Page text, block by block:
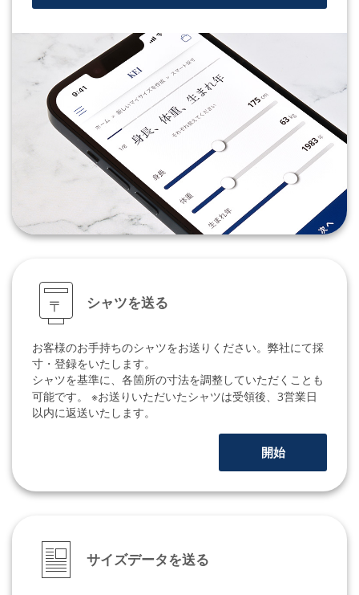
〒 シャツを送る
お客様のお手持ちのシャツをお送りください。弊社にて採
寸・登録をいたします。
シャツを基準に、各箇所の寸法を調整していただくことも
可能です。 ※お送りいただいたシャツは受領後、3営業日
以内に返送いたします。
開始
サイズデータを送る